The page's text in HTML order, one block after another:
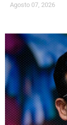
Agosto 07, 2026